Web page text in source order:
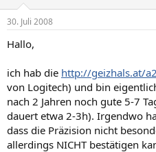
30. Juli 2008
Hallo,
ich hab die http://geizhals.at/
von Logitech) und bin
nach 2 Jahren noch gute 5-7
dauert etwa 2-3h). Irgendwo
dass die Präzision nicht
allerdings NICHT bestätigen